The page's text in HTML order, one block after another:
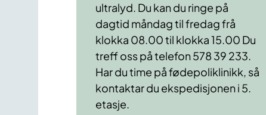
ultralyd. Du kan du ringe på
dagtid måndag til fredag frå
klokka 08.00 til klokka 15.00 Du
treff oss på telefon 578 39 233.
Har du time på fødepoliklinikk, så
kontaktar du ekspedisjonen i 5.
etasje.